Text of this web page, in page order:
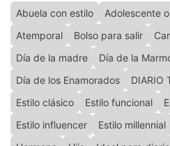
Abuela con estilo Adolescente
Atemporal
Bolso para salir
Día de la madre
Día de la
Día de los Enamorados
DIARIO
Estilo clásico
Estilo funcional
Estilo influencer
Estilo millennial